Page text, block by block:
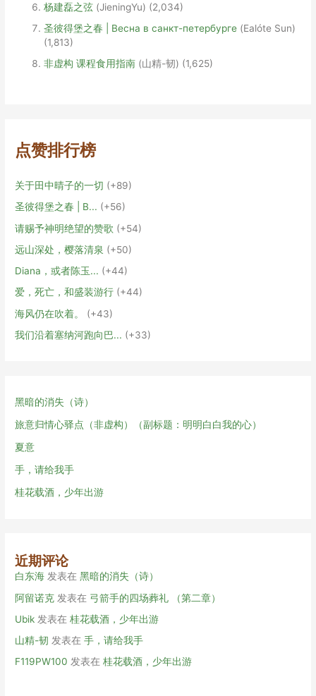
——
杨建磊之弦 (JieningYu) (2,034)
圣彼得堡之春 | Весна в санкт-петербурге (Ealóte Sun)
(1,813)
非虚构 课程食用指南 (山精-韧) (1,625)
点赞排行榜
关于田中晴子的一切
+89
圣彼得堡之春 | В...
+56
请赐予神明绝望的赞歌
+54
远山深处，樱落清泉
+50
Diana，或者陈玉...
+44
爱，死亡，和盛装游行
+44
海风仍在吹着。
+43
我们沿着塞纳河跑向巴...
+33
黑暗的消失（诗）
旅意归情心驿点（非虚构）（副标题：明明白白我的心）
夏意
手，请给我手
桂花载酒，少年出游
近期评论
白东海 发表在黑暗的消失（诗）
阿留诺克 发表在 弓箭手的四场葬礼 （第二章）
Ubik 发表在桂花载酒，少年出游
山精-韧 发表在手，请给我手
F119PW100 发表在桂花载酒，少年出游